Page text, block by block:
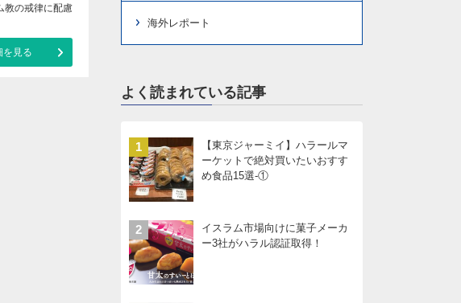
教の戒律に配慮
を見る
海外レポート
よく読まれている記事
1
【東京ジャーミイ】ハラールマ
ーケットで絶対買いたいおすす
め食品15選-①
2
イスラム市場向けに菓子メーカ
ー3社がハラル認証取得！